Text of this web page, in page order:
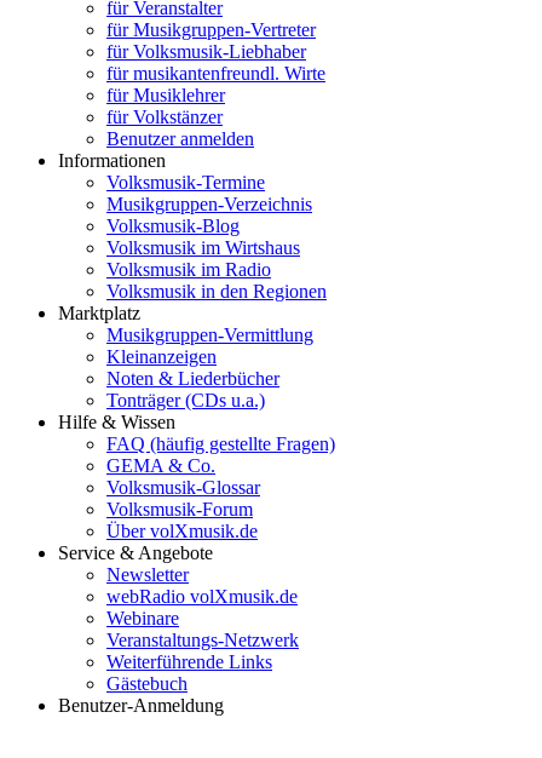
für Veranstalter
für Musikgruppen-Vertreter
für Volksmusik-Liebhaber
für musikantenfreundl. Wirte
für Musiklehrer
für Volkstänzer
Benutzer anmelden
Informationen
Volksmusik-Termine
Musikgruppen-Verzeichnis
Volksmusik-Blog
Volksmusik im Wirtshaus
Volksmusik im Radio
Volksmusik in den Regionen
Marktplatz
Musikgruppen-Vermittlung
Kleinanzeigen
Noten & Liederbücher
Tonträger (CDs u.a.)
Hilfe & Wissen
FAQ (häufig gestellte Fragen)
GEMA & Co.
Volksmusik-Glossar
Volksmusik-Forum
Über volXmusik.de
Service & Angebote
Newsletter
webRadio volXmusik.de
Webinare
Veranstaltungs-Netzwerk
Weiterführende Links
Gästebuch
Benutzer-Anmeldung